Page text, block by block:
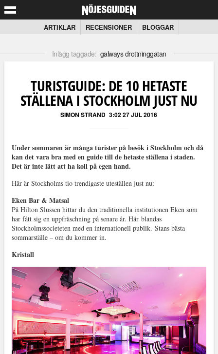
ARTIKLAR RECENSIONER BLOGGAR
Inlägg taggade: galways drottninggatan
TURISTGUIDE: DE 10 HETASTE
STÄLLENA I STOCKHOLM JUST NU
SIMON STRAND 3:02 27 JUL 2016
Under sommaren är många turister på besök i Stockholm och då
kan det vara bra med en guide till de hetaste ställena i staden.
Det är inte lätt att ha koll på egen hand.
Här är Stockholms tio trendigaste uteställen just nu:
Eken Bar & Matsal
På Hilton Slussen hittar du den traditionella institutionen Eken som
har fått sig en uppfräschning på senare år. Här blandas
Stockholmssocieteten med en internationell publik. Stans bästa
sommarställe – om du kommer in.
Kristall